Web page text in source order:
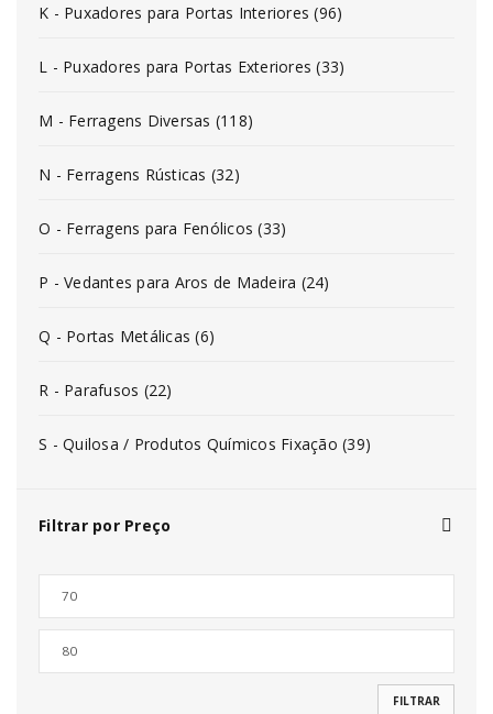
K - Puxadores para Portas Interiores (96)
L - Puxadores para Portas Exteriores (33)
M - Ferragens Diversas (118)
N - Ferragens Rústicas (32)
O - Ferragens para Fenólicos (33)
P - Vedantes para Aros de Madeira (24)
Q - Portas Metálicas (6)
R - Parafusos (22)
S - Quilosa / Produtos Químicos Fixação (39)
Filtrar por Preço
FILTRAR